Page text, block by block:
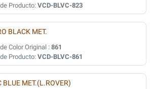
Producto: VCD-BLVC-823
BLACK MET.
Color Original : 861
Producto: VCD-BLVC-861
BLUE MET.(L.ROVER)